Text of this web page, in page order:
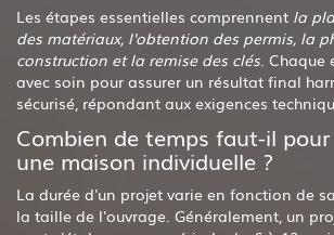
Les étapes essentielles comprennent la
des matériaux, l'obtention des permis, la
construction et la remise des clés. Chaque
avec soin pour assurer un résultat final
sécurisé, répondant aux exigences
Combien de temps faut-il
une maison individuelle ?
La durée d'un projet varie en fonction de
la taille de l'ouvrage. Généralement, un